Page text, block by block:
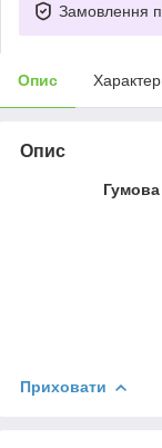
Замовлення
Опис
Опис
Гумова
Приховати